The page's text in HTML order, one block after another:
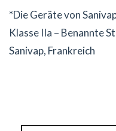
*Die Geräte von
Klasse IIa – Benannte
Sanivap, Frankreich